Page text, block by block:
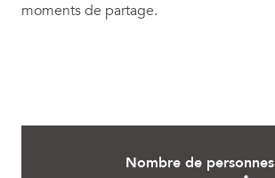
moments de partage.
Nombre de personnes